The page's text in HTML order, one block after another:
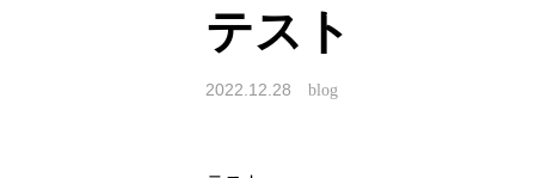
テスト
2022.12.28 blog